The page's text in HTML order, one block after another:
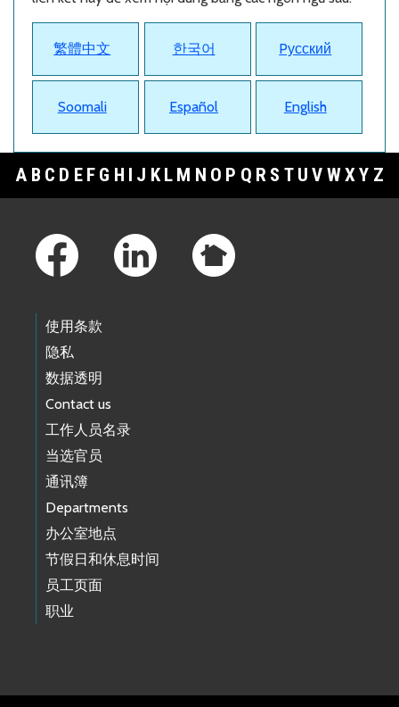
繁體中文 한국어 Pусский
Soomali Español English
A B C D E F G H I J K L M N O P Q R S T U V WXY Z
使用条款
隐私
数据透明
Contact us
工作人员名录
当选官员
通讯簿
Departments
办公室地点
节假日和休息时间
员工页面
职业